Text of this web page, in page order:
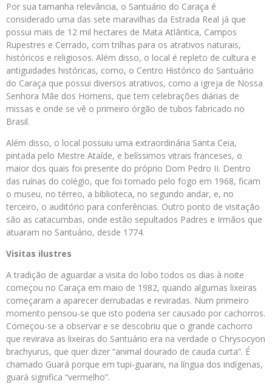
Por sua tamanha relevância, o Santuário do Caraça é
considerado uma das sete maravilhas da Estrada Real já que
possui mais de 12 mil hectares de Mata Atlântica, Campos
Rupestres e Cerrado, com trilhas para os atrativos naturais,
históricos e religiosos. Além disso, o local é repleto de cultura e
antiguidades históricas, como, o Centro Histórico do Santuário
do Caraça que possui diversos atrativos, como a igreja de Nossa
Senhora Mãe dos Homens, que tem celebrações diárias de
missas e onde se vê o primeiro órgão de tubos fabricado no
Brasil.
Além disso, o local possuiu uma extraordinária Santa Ceia,
pintada pelo Mestre Ataíde, e belíssimos vitrais franceses, o
maior dos quais foi presente do próprio Dom Pedro II. Dentro
das ruínas do colégio, que foi tomado pelo fogo em 1968, ficam
o museu, no térreo, a biblioteca, no segundo andar, e, no
terceiro, o auditório para conferências. Outro ponto de visitação
são as catacumbas, onde estão sepultados Padres e Irmãos que
atuaram no Santuário, desde 1774.
Visitas ilustres
A tradição de aguardar a visita do lobo todos os dias à noite
começou no Caraça em maio de 1982, quando algumas lixeiras
começaram a aparecer derrubadas e reviradas. Num primeiro
momento pensou-se que isto poderia ser causado por cachorros.
Começou-se a observar e se descobriu que o grande cachorro
que revirava as lixeiras do Santuário era na verdade o Chrysocyon
brachyurus, que quer dizer “animal dourado de cauda curta”. É
chamado Guará porque em tupi-guarani, na língua dos indígenas,
guará significa “vermelho”.